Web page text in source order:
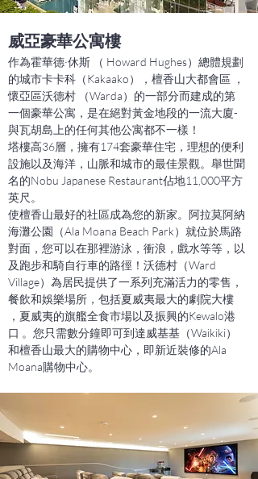
威亞豪華公寓樓
作為霍華德·休斯 （ Howard Hughes） 總體規劃
的城市卡卡科（Kakaako），檀香山大都會區 ，
懷亞區沃德村 （Warda）的一部分而建成的第
一個豪華公寓，是在絕對黃金地段的一流大廈-
與瓦胡島上的任何其他公寓都不一樣！
塔樓高36層，擁有174套豪華住宅，理想的便利
設施以及海洋，山脈和城市的最佳景觀。舉世聞
名的Nobu Japanese Restaurant佔地11,000平方
英尺。
使檀香山最好的社區成為您的新家。阿拉莫阿納
海灘公園（Ala Moana Beach Park）就位於馬路
對面，您可以在那裡游泳，衝浪，戲水等等，以
及跑步和騎自行車的路徑！沃德村（Ward
Village）為居民提供了一系列充滿活力的零售，
餐飲和娛樂場所，包括夏威夷最大的劇院大樓
，夏威夷的旗艦全食市場以及振興的Kewalo港
口 。您只需數分鐘即可到達威基基（Waikiki）
和檀香山最大的購物中心，即新近裝修的Ala
Moana購物中心。